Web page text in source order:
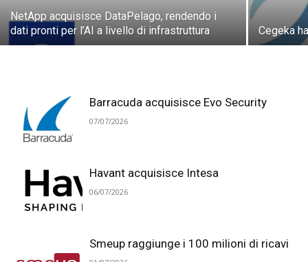
NetApp acquisisce DataPelago, rendendo i
dati pronti per l’AI a livello di infrastruttura
Cegeka
Barracuda acquisisce Evo Security
07/07/2026
Havant acquisisce Intesa
06/07/2026
Smeup raggiunge i 100 milioni di ricavi